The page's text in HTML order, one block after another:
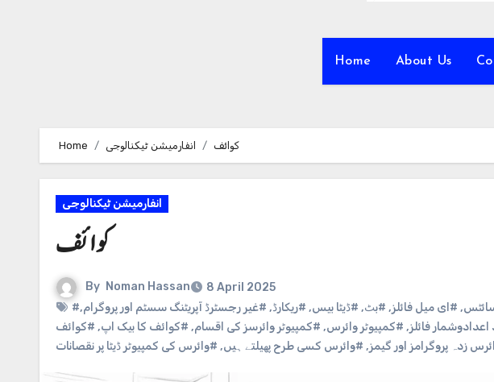
Home About Us
Home انفارمیشن ٹیکنالوجی کوائف
انفارمیشن ٹیکنالوجی
کوائف
By Noman Hassan
8 April 2025
, #ای میل فائلز, #بٹ, #ڈیٹا بیس, #ریکارڈ, #غیر رجسٹرڈ آپریٹنگ سسٹم اور پروگرام,
فائلز, #کمپیوٹر وائرس, #کمپیوٹر وائرسز کی اقسام, #کوائف کا بیک اپ, #کوائف
زدہ پروگرامز اور گیمز, #وائرس کسی طرح پھیلتے ہیں, #وائرس کی کمپیوٹر ڈیٹا پر نقصانات